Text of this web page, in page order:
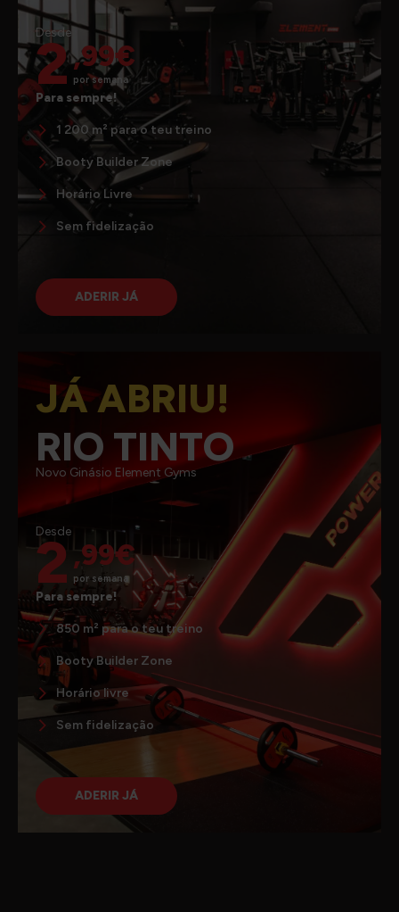
Desde
2,99€
por semana
Para sempre!
1 200 m² para o teu treino
Booty Builder Zone
Horário Livre
Sem fidelização
ADERIR JÁ
JÁ ABRIU!
RIO TINTO
Novo Ginásio Element Gyms
Desde
2 ,99€
por semana
Para sempre!
850 m² para o teu treino
Booty Builder Zone
Horário livre
Sem fidelização
ADERIR JÁ